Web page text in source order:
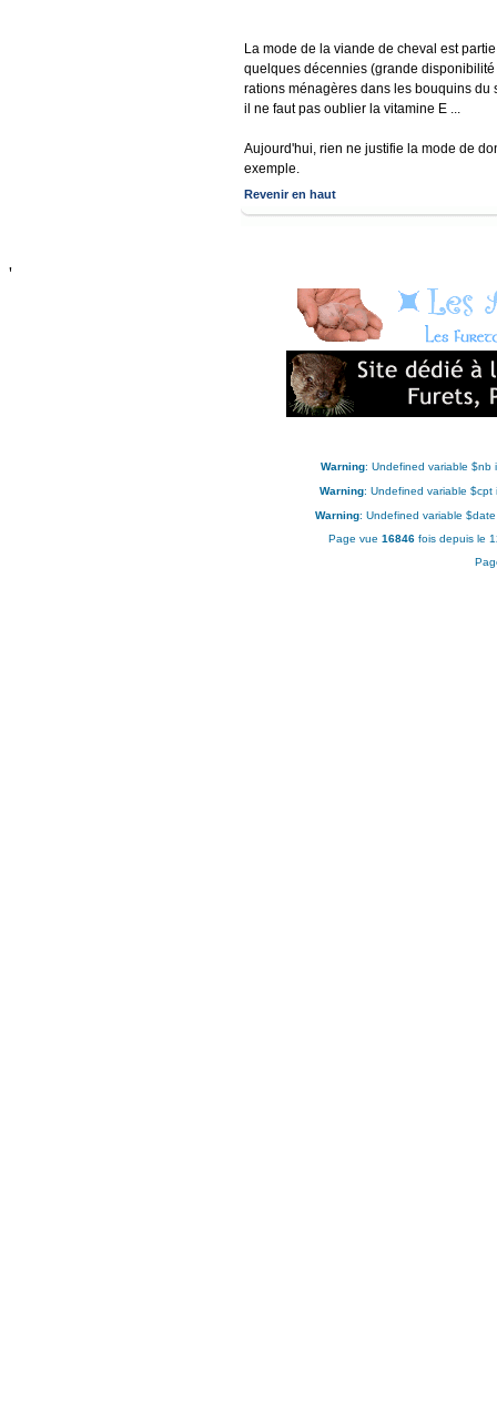
La mode de la viande de cheval est
quelques décennies (grande
rations ménagères dans les bouquins
il ne faut pas oublier la vitamine E ...
Aujourd'hui, rien ne justifie la mode de
exemple.
Revenir en haut
'
Warning: Undefined variable $nb
Warning: Undefined variable $cpt
Warning: Undefined variable
Page vue 16846 fois depuis le